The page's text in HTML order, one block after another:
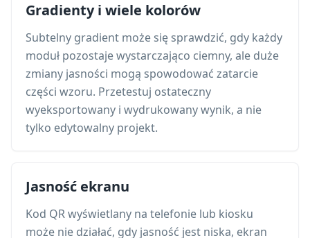
Gradienty i wiele kolorów
Subtelny gradient może się sprawdzić, gdy każdy
moduł pozostaje wystarczająco ciemny, ale duże
zmiany jasności mogą spowodować zatarcie
części wzoru. Przetestuj ostateczny
wyeksportowany i wydrukowany wynik, a nie
tylko edytowalny projekt.
Jasność ekranu
Kod QR wyświetlany na telefonie lub kiosku
może nie działać, gdy jasność jest niska, ekran